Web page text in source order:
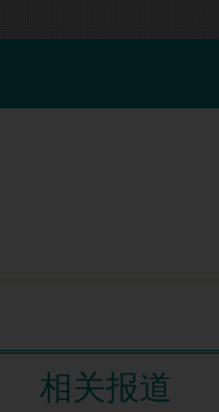
相关报道